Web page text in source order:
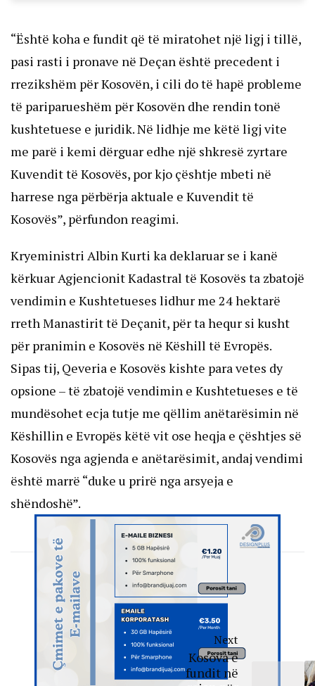
“Është koha e fundit që të miratohet një ligj i tillë,
pasi rasti i pronave në Deçan është precedent i
rrezikshëm për Kosovën, i cili do të hapë probleme
të pariparueshëm për Kosovën dhe rendin tonë
kushtetuese e juridik. Në lidhje me këtë ligj vite
me parë i kemi dërguar edhe një shkresë zyrtare
Kuvendit të Kosovës, por kjo çështje mbeti në
harrese nga përbërja aktuale e Kuvendit të
Kosovës”, përfundon reagimi.
Kryeministri Albin Kurti ka deklaruar se i kanë
kërkuar Agjencionit Kadastral të Kosovës ta zbatojë
vendimin e Kushtetueses lidhur me 24 hektarë
rreth Manastirit të Deçanit, për ta hequr si kusht
për pranimin e Kosovës në Këshill të Evropës.
Sipas tij, Qeveria e Kosovës kishte para vetes dy
opsione – të zbatojë vendimin e Kushtetueses e të
mundësohet ecja tutje me qëllim anëtarësimin në
Këshillin e Evropës këtë vit ose heqja e çështjes së
Kosovës nga agjenda e anëtarësimit, andaj vendimi
është marrë “duke u prirë nga arsyeja e
shëndoshë”.
Next
Kosova e
fundit në